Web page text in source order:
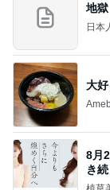
地獄
日本
大
8月
き